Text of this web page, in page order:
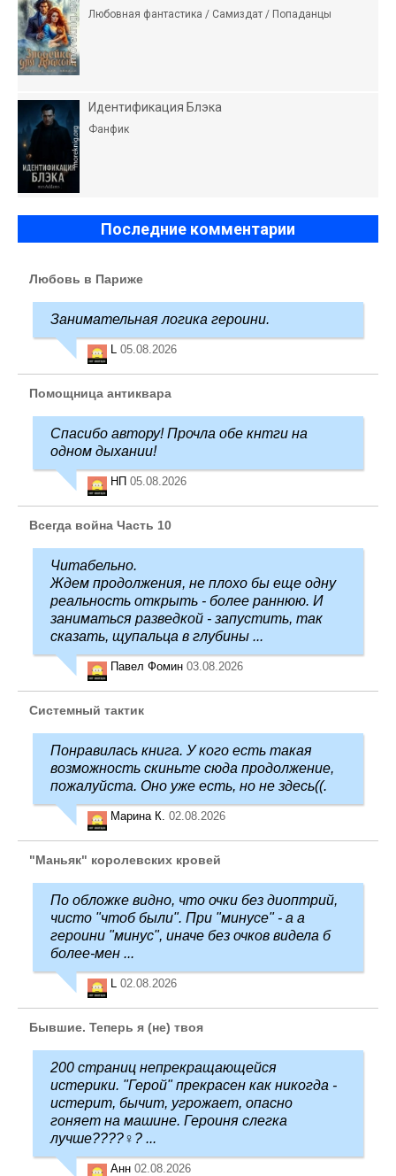
Любовная фантастика / Самиздат / Попаданцы
Идентификация Блэка
Фанфик
Последние комментарии
Любовь в Париже
Занимательная логика героини.
L 05.08.2026
Помощница антиквара
Спасибо автору! Прочла обе кнтги на
одном дыхании!
НП 05.08.2026
Всегда война Часть 10
Читабельно.
Ждем продолжения, не плохо бы еще одну
реальность открыть - более раннюю. И
заниматься разведкой - запустить, так
сказать, щупальца в глубины ...
Павел Фомин 03.08.2026
Системный тактик
Понравилась книга. У кого есть такая
возможность скиньте сюда продолжение,
пожалуйста. Оно уже есть, но не здесь((.
Марина К. 02.08.2026
"Маньяк" королевских кровей
По обложке видно, что очки без диоптрий,
чисто "чтоб были". При "минусе" - а а
героини "минус", иначе без очков видела б
более-мен ...
L 02.08.2026
Бывшие. Теперь я (не) твоя
200 страниц непрекращающейся
истерики. "Герой" прекрасен как никогда -
истерит, бычит, угрожает, опасно
гоняет на машине. Героиня слегка
лучше????‍♀️? ...
Анн 02.08.2026